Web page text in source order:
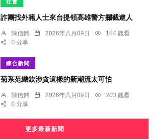
社會
詐團找外籍人士來台提領高雄警方攔截逮人
陳信銘 2026年八月09日
184 觀看
0 分享
綜合新聞
菊系范織欽涉貪這樣的新潮流太可怕
陳信銘 2026年八月09日
203 觀看
0 分享
更多最新新聞